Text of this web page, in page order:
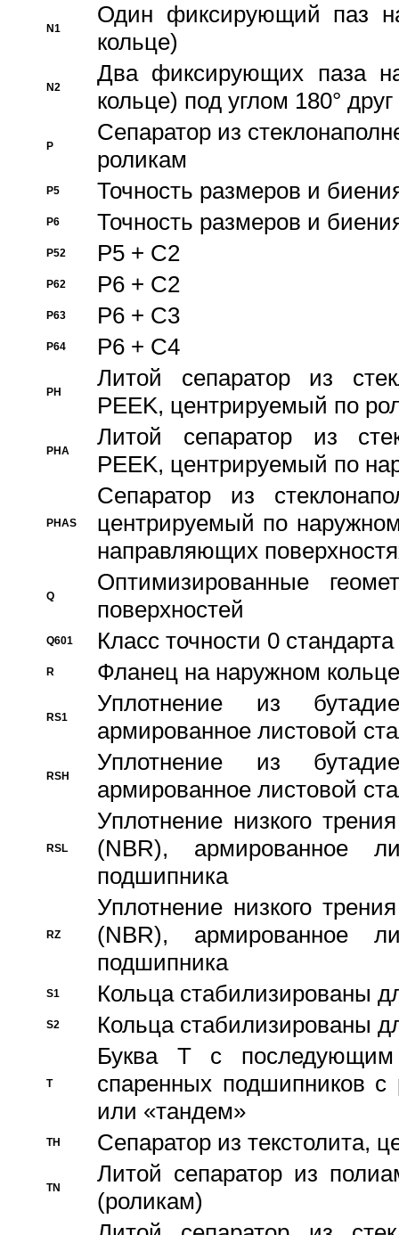
N1
Один фиксирующий паз
кольце)
N2
Два фиксирующих паза
кольце) под углом 180° друг
P
Cепаратор из
роликам
P5 Точность размеров и
P6 Точность размеров и
P52 P5 + C2
P62 P6 + C2
P63 P6 + C3
P64 P6 + C4
PH
Литой сепаратор из
PEEK, центрируемый по
PHA
Литой сепаратор из
PEEK, центрируемый по
PHAS
Сепаратор из
центрируемый по
направляющих
Q
Оптимизированные
поверхностей
Q601 Класс точности 0
R Фланец на наружном кольце
RS1
Уплотнение из
армированное листовой
RSH
Уплотнение из
армированное листовой
RSL
Уплотнение низкого
(NBR), армированное
подшипника
RZ
Уплотнение низкого
(NBR), армированное
подшипника
S1 Кольца стабилизированы
S2 Кольца стабилизированы
T
Буква T с
спаренных подшипников
или «тандем»
TH Сепаратор из текстолита,
TN
Литой сепаратор из
(роликам)